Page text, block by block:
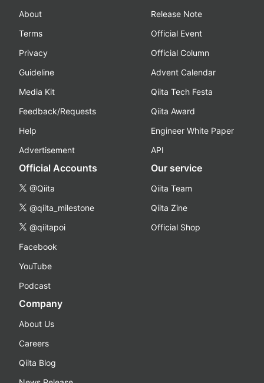
About
Terms
Privacy
Guideline
Media Kit
Feedback/Requests
Help
Advertisement
Release Note
Official Event
Official Column
Advent Calendar
Qiita Tech Festa
Qiita Award
Engineer White Paper
API
Official Accounts
@Qiita
@qiita_milestone
@qiitapoi
Facebook
YouTube
Podcast
Our service
Qiita Team
Qiita Zine
Official Shop
Company
About Us
Careers
Qiita Blog